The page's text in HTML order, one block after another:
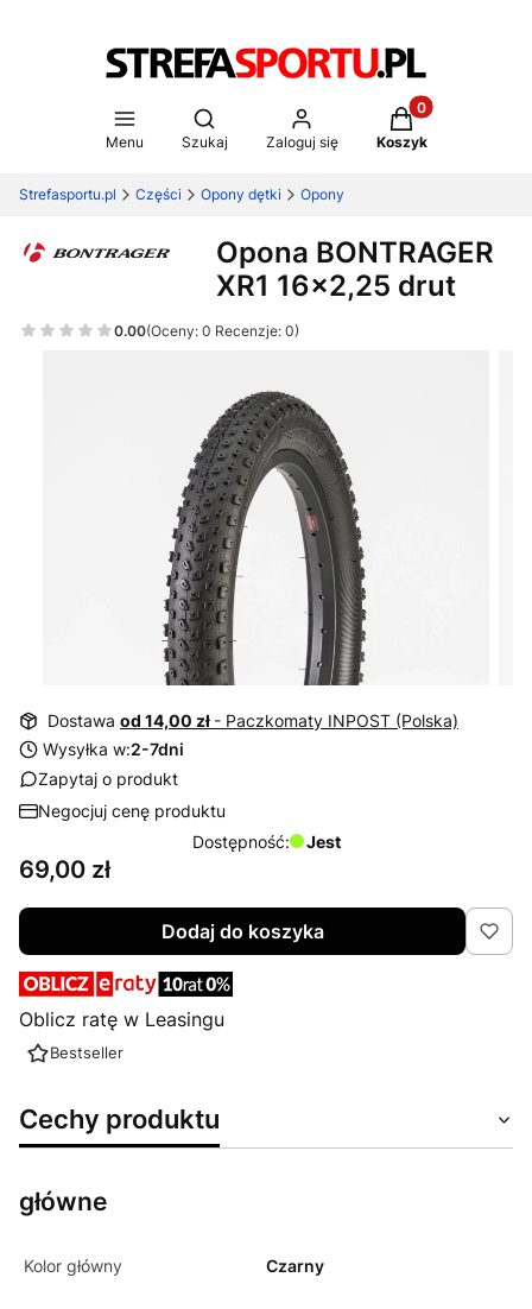
Menu
Otwórz wyszukiwarkę
Szukaj Zaloguj się
Produkty w
Koszyk
Strefasportu.pl Części Opony dętki Opony
Opona BONTRAGER
XR1 16x2,25 drut
0.00(Oceny: 0 Recenzje: 0)
Dostawa od 14,00 zł - Paczkomaty INPOST (Polska)
Wysyłka w:2-7dni
Zapytaj o produkt
Negocjuj cenę produktu
Dostępność:
Jest
Cena
69,00 zł
Dodaj do koszyka
Oblicz ratę w Leasingu
Bestseller
Cechy produktu
główne
Kolor główny Czarny